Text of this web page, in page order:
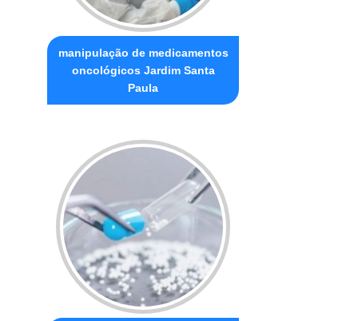
manipulação de medicamentos
oncológicos Jardim Santa
Paula